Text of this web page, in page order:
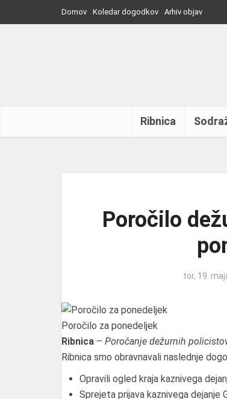
Domov Koledar dogodkov Arhiv objav
Ribnica
Poročilo
tor, 19.
Poročilo za ponedeljek
Ribnica – Poročanje dežurnih
Ribnica smo obravnavali naslednje
Opravili ogled kraja kaznivega
Sprejeta prijava kaznivega dejanje